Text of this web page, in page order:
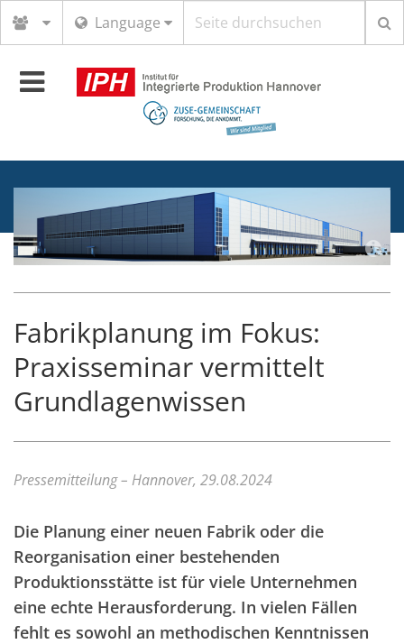
Language
Toggle
navigation
Fabrikplanung im Fokus:
Praxisseminar vermittelt
Grundlagenwissen
Pressemitteilung – Hannover, 29.08.2024
Die Planung einer neuen Fabrik oder die
Reorganisation einer bestehenden
Produktionsstätte ist für viele Unternehmen
eine echte Herausforderung. In vielen Fällen
fehlt es sowohl an methodischen Kenntnissen